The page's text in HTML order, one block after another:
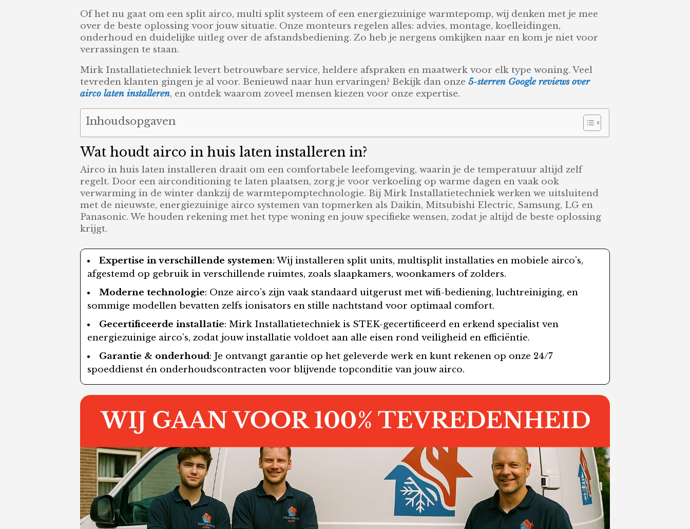
Of het nu gaat om een split airco, multi split systeem of een energiezuinige warmtepomp, wij denken met je mee
over de beste oplossing voor jouw situatie. Onze monteurs regelen alles: advies, montage, koelleidingen,
onderhoud en duidelijke uitleg over de afstandsbediening. Zo heb je nergens omkijken naar en kom je niet voor
verrassingen te staan.
Mirk Installatietechniek levert betrouwbare service, heldere afspraken en maatwerk voor elk type woning. Veel
tevreden klanten gingen je al voor. Benieuwd naar hun ervaringen? Bekijk dan onze5-sterren Google reviews over
airco laten installeren, en ontdek waarom zoveel mensen kiezen voor onze expertise.
Inhoudsopgaven
Wat houdt airco in huis laten installeren in?
Airco in huis laten installeren draait om een comfortabele leefomgeving, waarin je de temperatuur altijd zelf
regelt. Door een airconditioning te laten plaatsen, zorg je voor verkoeling op warme dagen en vaak ook
verwarming in de winter dankzij de warmtepomptechnologie. Bij Mirk Installatietechniek werken we uitsluitend
met de nieuwste, energiezuinige airco systemen van topmerken als Daikin, Mitsubishi Electric, Samsung, LG en
Panasonic. We houden rekening met het type woning en jouw specifieke wensen, zodat je altijd de beste oplossing
krijgt.
Expertise in verschillende systemen: Wij installeren split units, multisplit installaties en mobiele airco’s,
afgestemd op gebruik in verschillende ruimtes, zoals slaapkamers, woonkamers of zolders.
Moderne technologie: Onze airco’s zijn vaak standaard uitgerust met wifi-bediening, luchtreiniging, en
sommige modellen bevatten zelfs ionisators en stille nachtstand voor optimaal comfort.
Gecertificeerde installatie: Mirk Installatietechniek is STEK-gecertificeerd en erkend specialist ven
energiezuinige airco’s, zodat jouw installatie voldoet aan alle eisen rond veiligheid en efficiëntie.
Garantie & onderhoud: Je ontvangt garantie op het geleverde werk en kunt rekenen op onze 24/7
spoeddienst én onderhoudscontracten voor blijvende topconditie van jouw airco.